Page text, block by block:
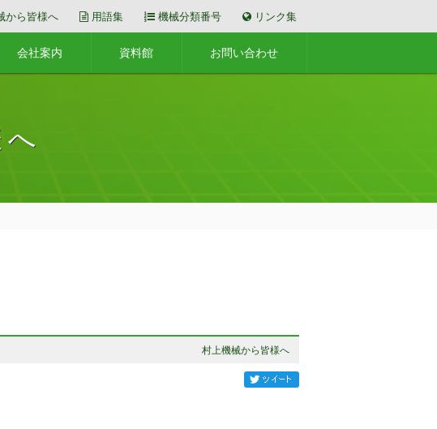
リンク集
機械分類番号
用語集
から皆様へ
会社案内 資料館 お問い合わせ
村上機械から皆様へ